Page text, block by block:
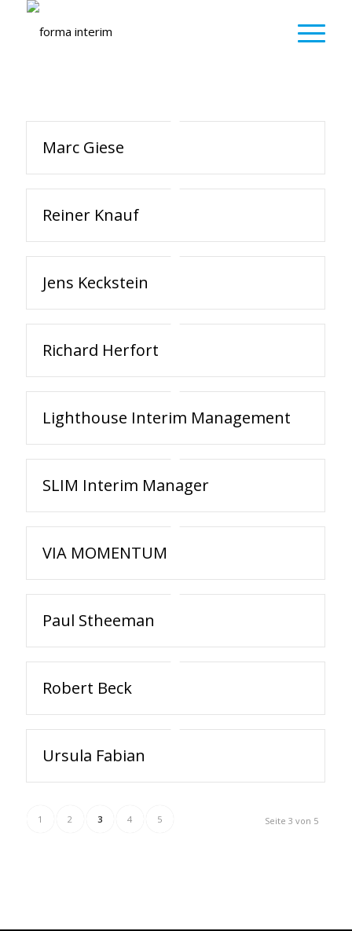
Marc Giese
Reiner Knauf
Jens Keckstein
Richard Herfort
Lighthouse Interim Management
SLIM Interim Manager
VIA MOMENTUM
Paul Stheeman
Robert Beck
Ursula Fabian
Seite 3 von 5
1 2 3 4 5